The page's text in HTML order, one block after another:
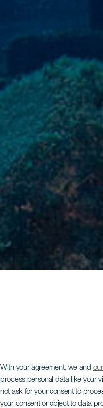
With your agreement, we and
process personal data like your
not ask for your consent to
your consent or object to data